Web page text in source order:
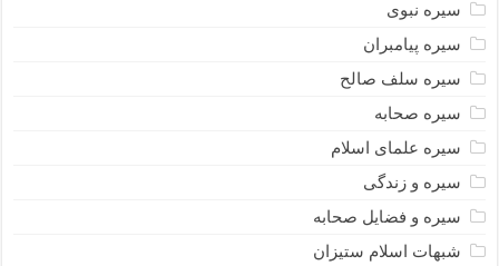
سیره نبوى
سیره پیامبران
سیره سلف صالح
سیره صحابه
سیره علمای اسلام
سیره و زندگی
سیره و فضایل صحابه
شبهات اسلام ستیزان